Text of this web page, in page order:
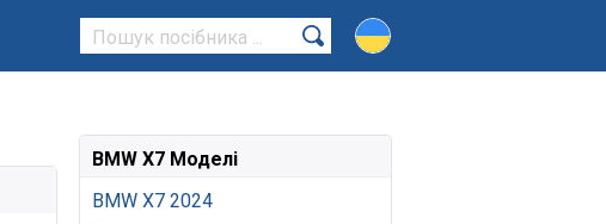
BMW X7 Моделі
BMW X7 2024